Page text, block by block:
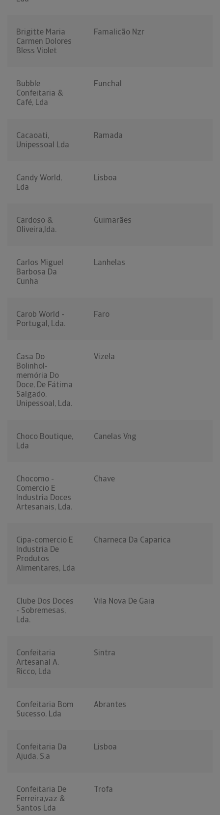
Brigitte Maria
Carmen Dolores
Bless Violet
Famalicão Nzr
Bubble
Confeitaria &
Café, Lda
Funchal
Cacaoati,
Unipessoal Lda
Ramada
Candy World,
Lda
Lisboa
Cardoso &
Oliveira,lda.
Guimarães
Carlos Miguel
Barbosa Da
Cunha
Lanhelas
Carob World -
Portugal, Lda.
Faro
Casa Do
Bolinhol-
memória Do
Doce, De Fátima
Salgado,
Unipessoal, Lda.
Vizela
Choco Boutique,
Lda
Canelas Vng
Chocomo -
Comercio E
Industria Doces
Artesanais, Lda.
Chave
Cipa-comercio E
Industria De
Produtos
Alimentares, Lda
Charneca Da Caparica
Clube Dos Doces
- Sobremesas,
Lda.
Vila Nova De Gaia
Confeitaria
Artesanal A.
Ricco, Lda
Sintra
Confeitaria Bom
Sucesso, Lda
Abrantes
Confeitaria Da
Ajuda, S.a
Lisboa
Confeitaria De
Ferreira,vaz &
Santos Lda
Trofa